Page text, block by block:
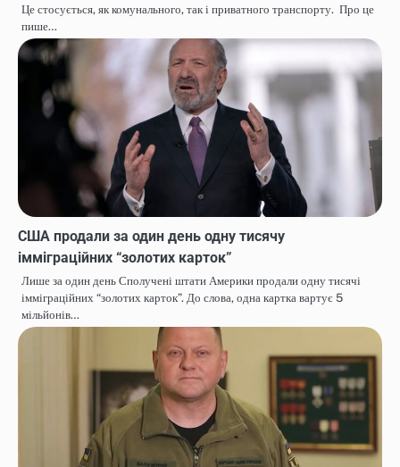
Це стосується, як комунального, так і приватного транспорту. Про це
пише…
США продали за один день одну тисячу
імміграційних “золотих карток”
Лише за один день Сполучені штати Америки продали одну тисячі
імміграційних “золотих карток”. До слова, одна картка вартує 5
мільйонів…